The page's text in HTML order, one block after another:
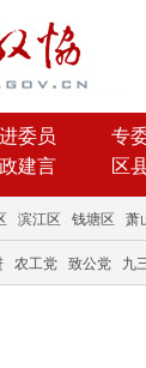
委员
专
建言 区
滨江区 钱塘区 萧
农工党 致公党 九